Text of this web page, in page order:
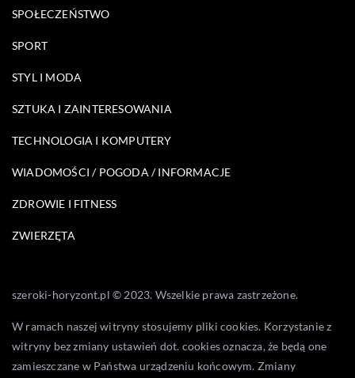
SPOŁECZEŃSTWO
SPORT
STYL I MODA
SZTUKA I ZAINTERESOWANIA
TECHNOLOGIA I KOMPUTERY
WIADOMOŚCI / POGODA / INFORMACJE
ZDROWIE I FITNESS
ZWIERZĘTA
szeroki-horyzont.pl © 2023. Wszelkie prawa zastrzeżone.
W ramach naszej witryny stosujemy pliki cookies. Korzystanie z
witryny bez zmiany ustawień dot. cookies oznacza, że będą one
zamieszczane w Państwa urządzeniu końcowym. Zmiany